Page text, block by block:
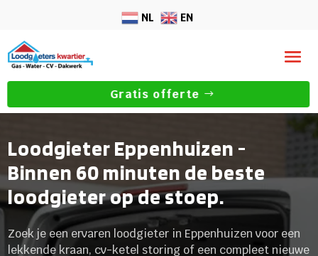
NL EN
Gratis offerte
Loodgieter Eppenhuizen -
Binnen 60 minuten de beste
loodgieter op de stoep.
Zoek je een ervaren loodgieter in Eppenhuizen voor een
lekkende kraan, cv-ketel storing of een compleet nieuwe